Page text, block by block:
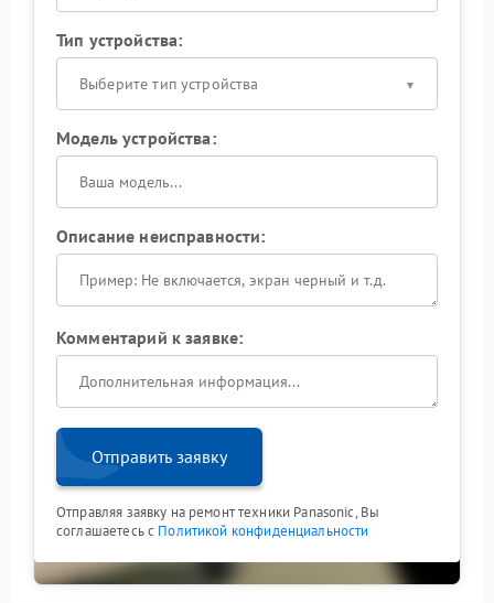
Тип устройства:
Выберите тип устройства
Модель устройства:
Описание неисправности:
Комментарий к заявке:
Отправить заявку
Отправляя заявку на ремонт техники Panasonic, Вы
соглашаетесь с Политикой конфиденциальности